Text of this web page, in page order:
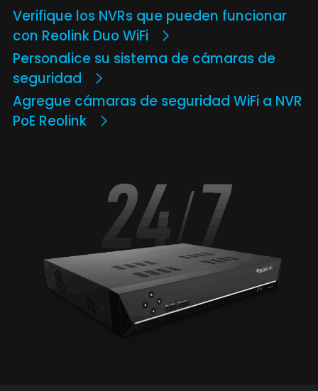
Verifique los NVRs que pueden funcionar
con Reolink Duo WiFi
Personalice su sistema de cámaras de
seguridad
Agregue cámaras de seguridad WiFi a NVR
PoE Reolink